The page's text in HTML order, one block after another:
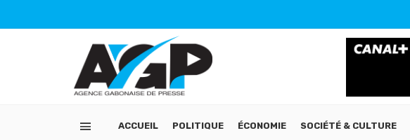
ACCUEIL POLITIQUE ÉCONOMIE SOCIÉTÉ & CULTURE